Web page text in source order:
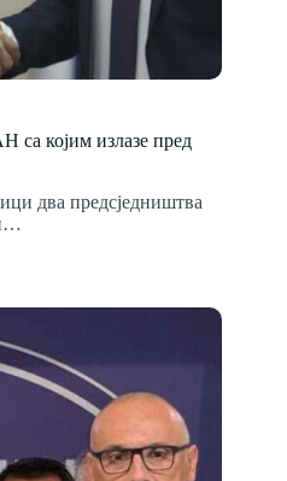
којим излазе пред
два предсједништва